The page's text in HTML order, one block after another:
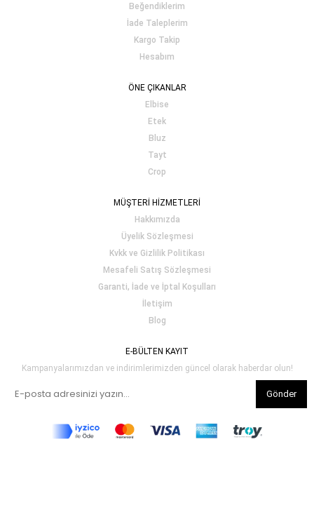
Beğendiklerim
İade Taleplerim
Kargo Takip
Hesabım
ÖNE ÇIKANLAR
Elbise
Etek
Bluz
Tayt
Crop
MÜŞTERİ HİZMETLERİ
Hakkımızda
Üyelik Sözleşmesi
Kvkk ve Gizlilik Politikası
Mesafeli Satış Sözleşmesi
Garanti, İade ve İptal Koşulları
İletişim
Blog
E-BÜLTEN KAYIT
Kampanyalarımızdan ve indirimlerimizden güncel olarak haberdar olun!
Gönder